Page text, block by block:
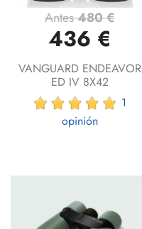
Antes480 €
436 €
VANGUARD ENDEAVOR
ED IV 8X42
1
opinión